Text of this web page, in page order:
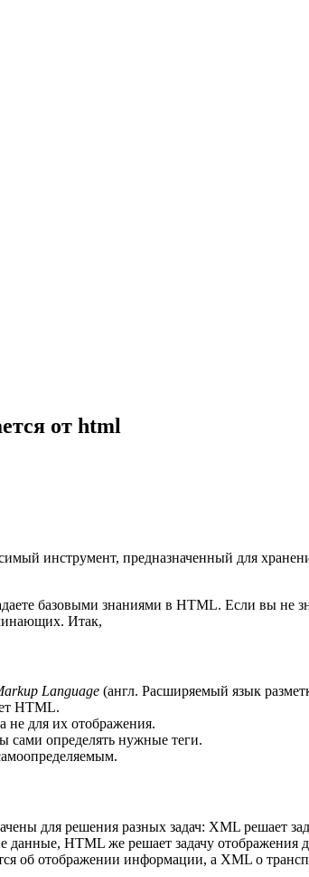
от html
инструмент, предназначенный для
базовыми знаниями в HTML. Если вы не
Итак,
Language (англ. Расширяемый язык
HTML.
не для их отображения.
определять нужные теги.
для решения разных задач: XML решает
данные, HTML же решает задачу отображения
об отображении информации, а XML о